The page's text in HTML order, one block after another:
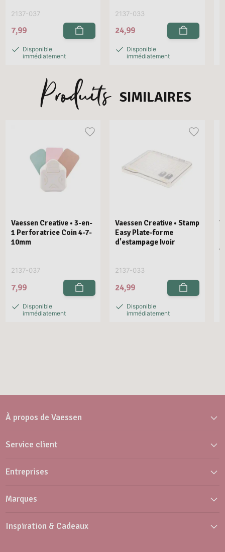
2137-037
7,99
Disponible
immédiatement
2137-033
24,99
Disponible
immédiatement
Produits SIMILAIRES
Vaessen Creative • 3-en-
1 Perforatrice Coin 4-7-
10mm
2137-037
7,99
Disponible
immédiatement
Vaessen Creative • Stamp
Easy Plate-forme
d'estampage Ivoir
2137-033
24,99
Disponible
immédiatement
À propos de Vaessen
Service client
Entreprises
Marques
Inspiration & Cadeaux